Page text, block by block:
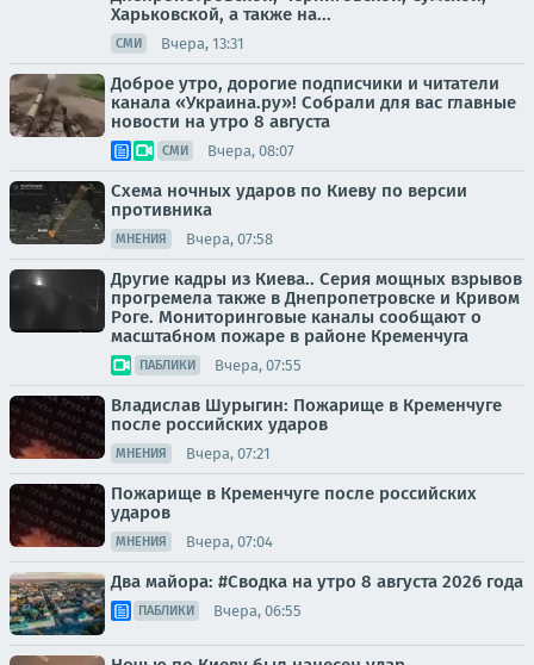
Харьковской, а также на...
СМИ Вчера, 13:31
Доброе утро, дорогие подписчики и читатели
канала «Украина.ру»! Собрали для вас главные
новости на утро 8 августа
СМИ Вчера, 08:07
Схема ночных ударов по Киеву по версии
противника
МНЕНИЯ Вчера, 07:58
Другие кадры из Киева.. Серия мощных взрывов
прогремела также в Днепропетровске и Кривом
Роге. Мониторинговые каналы сообщают о
масштабном пожаре в районе Кременчуга
ПАБЛИКИ Вчера, 07:55
Владислав Шурыгин: Пожарище в Кременчуге
после российских ударов
МНЕНИЯ Вчера, 07:21
Пожарище в Кременчуге после российских
ударов
МНЕНИЯ Вчера, 07:04
Два майора: #Сводка на утро 8 августа 2026 года
ПАБЛИКИ Вчера, 06:55